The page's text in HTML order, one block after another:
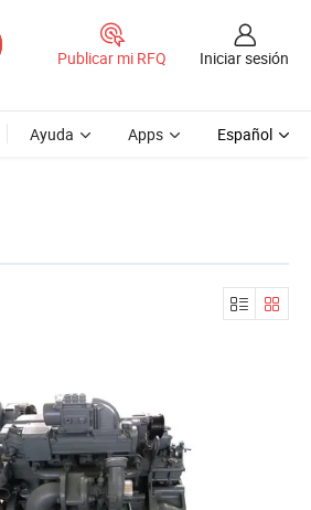
Publicar mi RFQ Iniciar sesión
Ayuda Apps Español